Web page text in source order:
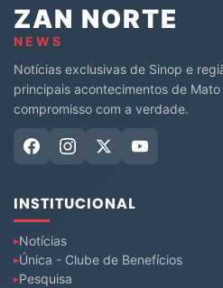
ZAN NORTE
NEWS
Notícias exclusivas de Sinop e
principais acontecimentos de
compromisso com a verdade.
INSTITUCIONAL
Notícias
Única - Clube de Benefícios
Pesquisa